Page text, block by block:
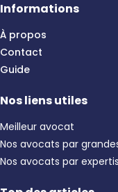
Informations
À propos
Contact
Guide
Nos liens utiles
Meilleur avocat
Nos avocats par
Nos avocats par